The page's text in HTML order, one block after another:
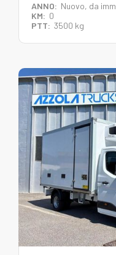
ANNO: Nuovo, da
KM: 0
PTT: 3500 kg